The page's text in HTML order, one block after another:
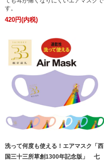
す。
420円(内税)
洗って何度も使える！エアマスク「西
国三十三所草創1300年記念版」 七